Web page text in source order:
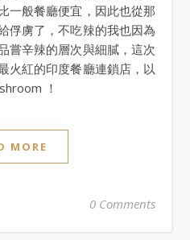
一般餐廳便宜，因此也從那
俘虜了，不吃辣的我也因為
嘗辛辣的層次與細膩，這次
火紅的印度餐廳連鎖店，以
！
MORE
0 Comments